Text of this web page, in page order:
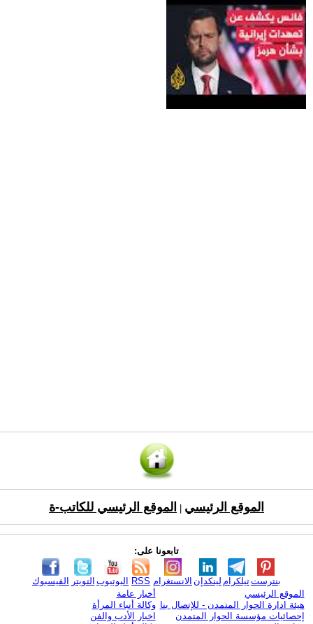
الموقع الرئيسي الموقع الرئيسي للكاتب-ة
تابعونا على:
الفيسبوك التويتر اليوتيوب RSS الانستغرام لينكدإن تيلكرامبنترست
الموقع الرئيسي
هيئة ادارة الحوار المتمدن - للإتصال بنا
إحصائيات مؤسسة الحوار المتمدن
أخبار عامة
وكالة أنباء المرأة
اخبار الأدب والفن